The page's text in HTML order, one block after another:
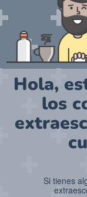
Hola,
los
Si tienes